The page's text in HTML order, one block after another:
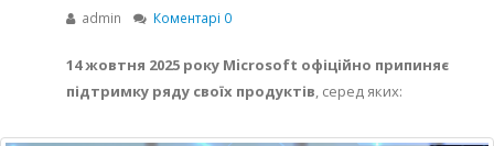
admin Коментарі 0
14 жовтня 2025 року Microsoft офіційно припиняє
підтримку ряду своїх продуктів , серед яких: